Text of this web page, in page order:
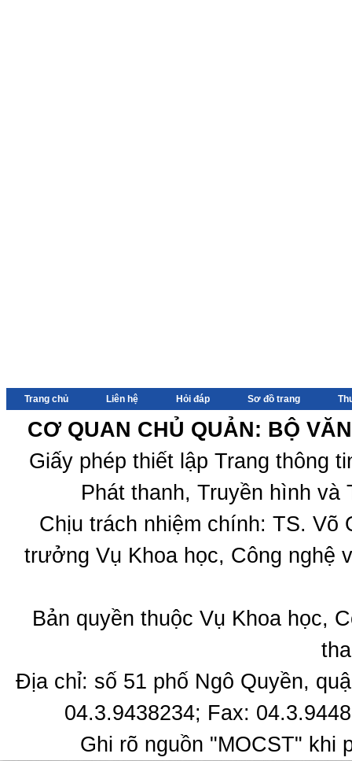
Trang chủ Liên hệ Hỏi đáp Sơ đồ trang
CƠ QUAN CHỦ QUẢN: BỘ
Giấy phép thiết lập Trang thông
Phát thanh, Truyền hình
Chịu trách nhiệm chính: TS.
trưởng Vụ Khoa học, Công nghệ
Bản quyền thuộc Vụ Khoa học,
Địa chỉ: số 51 phố Ngô Quyền,
04.3.9438234; Fax:
Ghi rõ nguồn "MOCST" khi